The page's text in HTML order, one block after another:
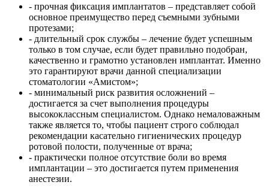
- прочная фиксация имплантатов – представляет собой
основное преимущество перед съемными зубными
протезами;
- длительный срок службы – лечение будет успешным
только в том случае, если будет правильно подобран,
качественно и грамотно установлен имплантат. Именно
это гарантируют врачи данной специализации
стоматологии «Амистом»;
- минимальный риск развития осложнений –
достигается за счет выполнения процедуры
высококлассным специалистом. Однако немаловажным
также является то, чтобы пациент строго соблюдал
рекомендации касательно гигиенических процедур
ротовой полости, полученные от врача;
- практически полное отсутствие боли во время
имплантации – это достигается путем применения
анестезии.